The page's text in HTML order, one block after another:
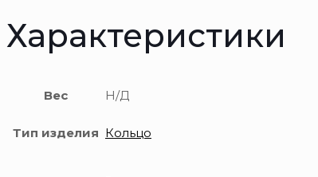
Характеристики
Вес Н/Д
Тип изделия Кольцо